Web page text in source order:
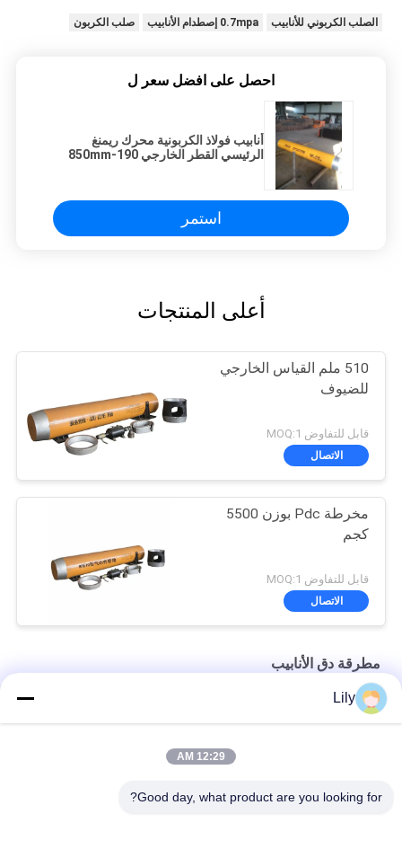
الصلب الكربوني للأنابيب 0.7mpa إصطدام الأنابيب صلب الكربون
احصل على افضل سعر ل
أنابيب فولاذ الكربونية محرك ريمنغ
الرئيسي القطر الخارجي 190-850mm
استمر
أعلى المنتجات
510 ملم القياس الخارجي
للضيوف
قابل للتفاوض MOQ:1
الاتصال
مخرطة Pdc بوزن 5500
كجم
قابل للتفاوض MOQ:1
الاتصال
مطرقة دق الأنابيب
صدم الغلاف
28000kN 700mm OD. صب الأنابيب الهوائية للطاقة التعدين
Lily
12:29 AM
Good day, what product are you looking for?